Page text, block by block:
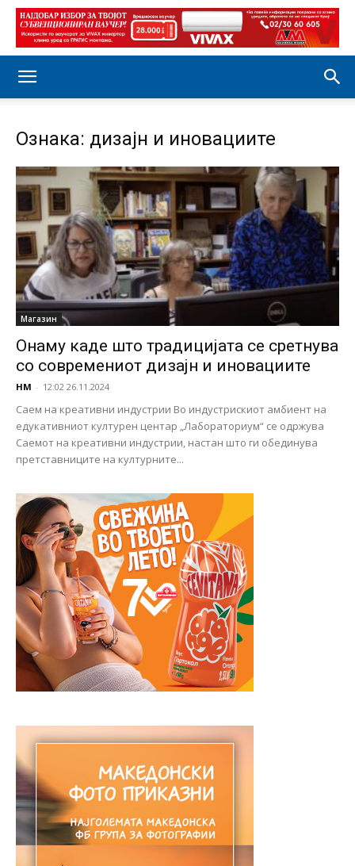
Ознака: дизајн и иновациите
Магазин
Онаму каде што традицијата се сретнува
со современиот дизајн и иновациите
НМ - 12:02 26.11.2024
Саем на креативни индустрии Во индустрискиот амбиент на
едукативниот културен центар „Лабораториум“ се одржува
Саемот на креативни индустрии, настан што ги обединува
претставниците на културните...